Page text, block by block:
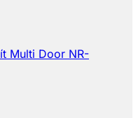
Multi Door NR-